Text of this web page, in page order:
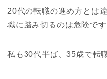
20代の転職の進め方とは
職に踏み切るのは危険です
私も30代半ば、35歳で転